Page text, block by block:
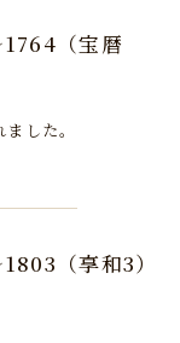
（宝暦
した。
（享和3）